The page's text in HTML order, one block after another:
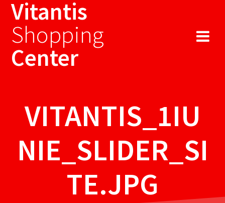
Vitantis
Shopping
Center
VITANTIS_1IU
NIE_SLIDER_SI
TE.JPG